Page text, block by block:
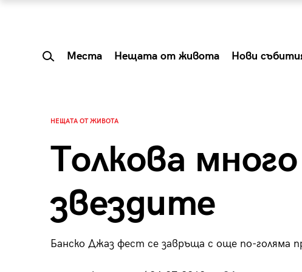
Места Нещата от живота Нови
НЕЩАТА ОТ ЖИВОТА
Толкова
звездите
Банско Джаз фест се завръща с още по-голяма
Summer Prelude: как